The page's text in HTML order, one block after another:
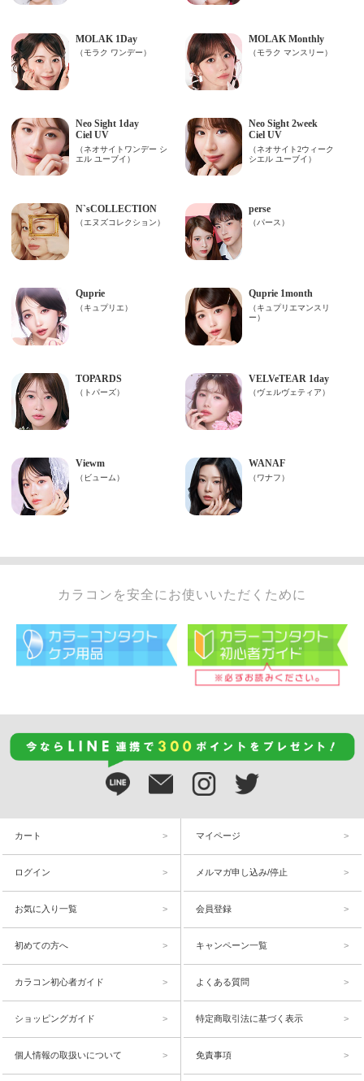
カラコンを安全にお使いいただくために
カート マイページ
ログイン メルマガ申し込み/停止
お気に入り一覧 会員登録
初めての方へ キャンペーン一覧
カラコン初心者ガイド よくある質問
ショッピングガイド 特定商取引法に基づく表示
個人情報の取扱いについて 免責事項